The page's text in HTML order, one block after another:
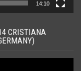
14:10
CRISTIANA